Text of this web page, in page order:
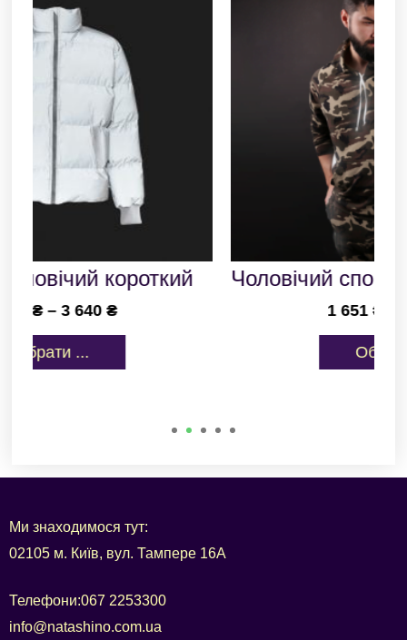
Чоловічий спортивний костюм...
Ми знаходимося тут:
02105 м. Київ, вул. Тампере 16А
Телефони:067 2253300
info@natashino.com.ua